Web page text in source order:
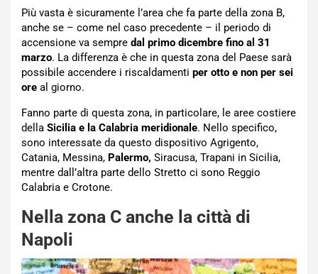
Più vasta è sicuramente l’area che fa parte della zona B,
anche se – come nel caso precedente – il periodo di
accensione va sempre dal primo dicembre fino al 31
marzo. La differenza è che in questa zona del Paese sarà
possibile accendere i riscaldamenti per otto e non per sei
ore al giorno.
Fanno parte di questa zona, in particolare, le aree costiere
della Sicilia e la Calabria meridionale. Nello specifico,
sono interessate da questo dispositivo Agrigento,
Catania, Messina, Palermo, Siracusa, Trapani in Sicilia,
mentre dall’altra parte dello Stretto ci sono Reggio
Calabria e Crotone.
Nella zona C anche la città di
Napoli